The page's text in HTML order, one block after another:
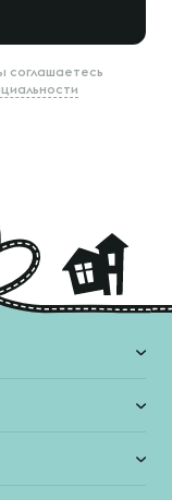
соглашаетесь